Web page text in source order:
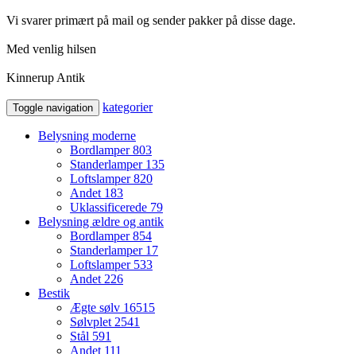
Vi svarer primært på mail og sender pakker på disse dage.
Med venlig hilsen
Kinnerup Antik
Toggle navigation kategorier
Belysning moderne
Bordlamper803
Standerlamper 135
Loftslamper820
Andet 183
Uklassificerede 79
Belysning ældre og antik
Bordlamper854
Standerlamper 17
Loftslamper 533
Andet226
Bestik
Ægte sølv 16515
Sølvplet2541
Stål 591
Andet 111